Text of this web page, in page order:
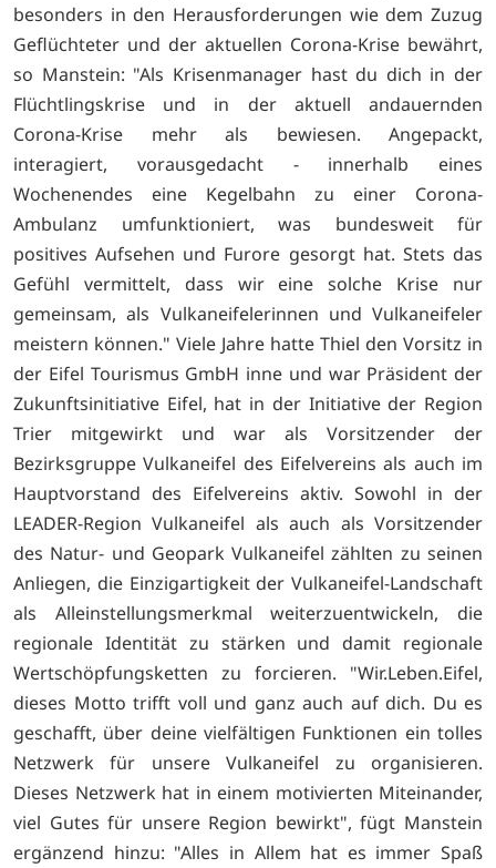
besonders in den Herausfor­derungen wie dem Zuzug
Geflüchteter und der aktuellen Corona-Krise bewährt,
so Manstein: "Als Krisenmanager hast du dich in der
Flücht­lingskrise und in der aktuell andauernden
Corona-Krise mehr als bewiesen. Ange­packt,
interagiert, vorausgedacht - inner­halb eines
Wochenendes eine Kegelbahn zu einer Corona-
Ambulanz umfunktioniert, was bundesweit für
positives Aufsehen und Furore gesorgt hat. Stets das
Gefühl vermittelt, dass wir eine solche Krise nur
gemeinsam, als Vulkaneifelerinnen und Vulkaneifeler
meistern können." Viele Jahre hatte Thiel den Vorsitz in
der Eifel Tourismus GmbH inne und war Präsident der
Zukunftsiniti­ative Eifel, hat in der Initiative der Region
Trier mitgewirkt und war als Vorsitzender der
Bezirksgruppe Vulkaneifel des Eifel­vereins als auch im
Hauptvorstand des Eifelvereins aktiv. Sowohl in der
LEADER-Region Vulkaneifel als auch als Vorsitzender
des Natur- und Geopark Vulkaneifel zählten zu seinen
Anliegen, die Einzigartigkeit der Vulkaneifel-Landschaft
als Alleinstel­lungsmerkmal weiterzuentwickeln, die
regionale Identität zu stärken und damit regionale
Wertschöpfungsketten zu for­cieren. "Wir.Leben.Eifel,
dieses Motto trifft voll und ganz auch auf dich. Du es
geschafft, über deine vielfältigen Funktionen ein tolles
Netzwerk für unsere Vulkaneifel zu organisieren.
Dieses Netzwerk hat in einem motivierten Miteinander,
viel Gu­tes für unsere Region bewirkt", fügt Manstein
ergänzend hinzu: "Alles in Allem hat es immer Spaß